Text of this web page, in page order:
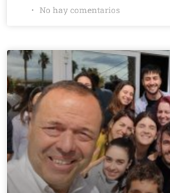
No hay comentarios